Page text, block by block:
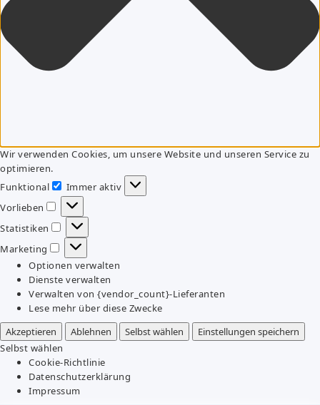
Wir verwenden Cookies, um unsere Website und unseren Service zu
optimieren.
Funktional
Funktional
Immer aktiv
Vorlieben
Vorlieben
Statistiken
Statistiken
Marketing
Marketing
Optionen verwalten
Dienste verwalten
Verwalten von {vendor_count}-Lieferanten
Lese mehr über diese Zwecke
Akzeptieren
Ablehnen Selbst wählen
Einstellungen speichern
Selbst wählen
Cookie-Richtlinie
Datenschutzerklärung
Impressum